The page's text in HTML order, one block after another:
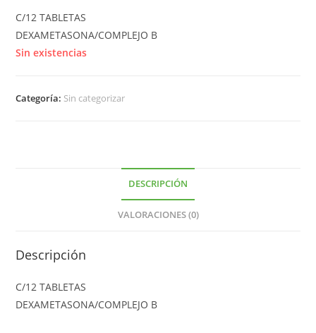
C/12 TABLETAS
DEXAMETASONA/COMPLEJO B
Sin existencias
Categoría: Sin categorizar
DESCRIPCIÓN
VALORACIONES (0)
Descripción
C/12 TABLETAS
DEXAMETASONA/COMPLEJO B